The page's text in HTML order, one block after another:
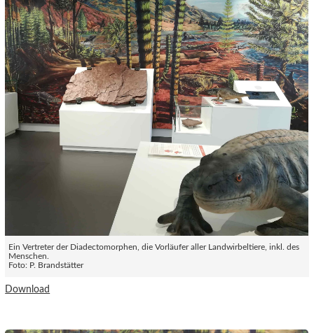
Ein Vertreter der Diadectomorphen, die Vorläufer aller Landwirbeltiere, inkl. des
Menschen.
Foto: P. Brandstätter
Download